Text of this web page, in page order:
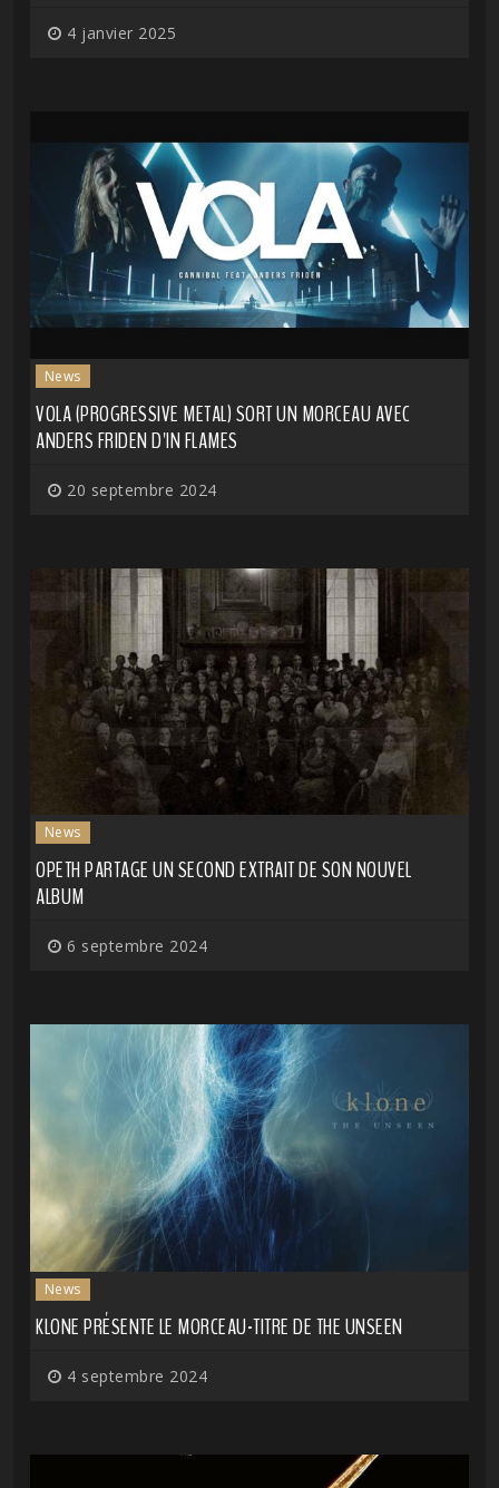
4 janvier 2025
News
VOLA (PROGRESSIVE METAL) SORT UN MORCEAU AVEC
ANDERS FRIDEN D'IN FLAMES
20 septembre 2024
News
OPETH PARTAGE UN SECOND EXTRAIT DE SON NOUVEL
ALBUM
6 septembre 2024
News
KLONE PRÉSENTE LE MORCEAU-TITRE DE THE UNSEEN
4 septembre 2024